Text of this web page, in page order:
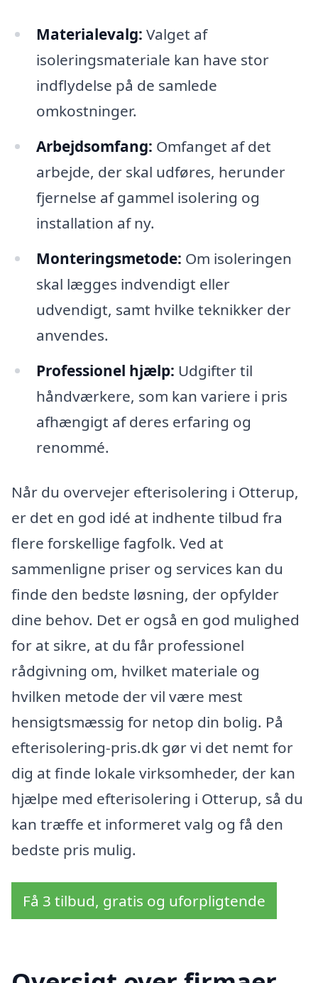
Materialevalg: Valget af
isoleringsmateriale kan have stor
indflydelse på de samlede
omkostninger.
Arbejdsomfang: Omfanget af det
arbejde, der skal udføres, herunder
fjernelse af gammel isolering og
installation af ny.
Monteringsmetode: Om isoleringen
skal lægges indvendigt eller
udvendigt, samt hvilke teknikker der
anvendes.
Professionel hjælp: Udgifter til
håndværkere, som kan variere i pris
afhængigt af deres erfaring og
renommé.
Når du overvejer efterisolering i Otterup,
er det en god idé at indhente tilbud fra
flere forskellige fagfolk. Ved at
sammenligne priser og services kan du
finde den bedste løsning, der opfylder
dine behov. Det er også en god mulighed
for at sikre, at du får professionel
rådgivning om, hvilket materiale og
hvilken metode der vil være mest
hensigtsmæssig for netop din bolig. På
efterisolering-pris.dk gør vi det nemt for
dig at finde lokale virksomheder, der kan
hjælpe med efterisolering i Otterup, så du
kan træffe et informeret valg og få den
bedste pris mulig.
Få 3 tilbud, gratis og uforpligtende